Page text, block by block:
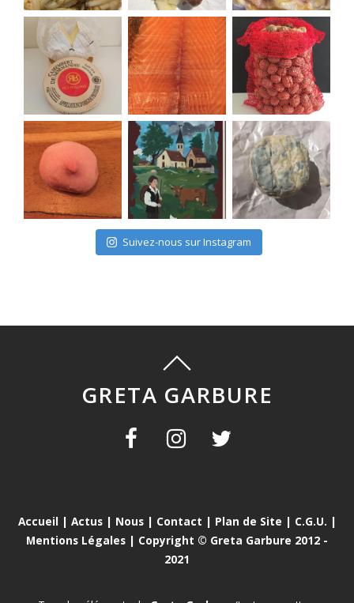
Suivez-nous sur Instagram
GRETA GARBURE
Accueil | Actus| Nous| Contact | Plan de Site | C.G.U. |
Mentions Légales | Copyright © Greta Garbure 2012 -
2021